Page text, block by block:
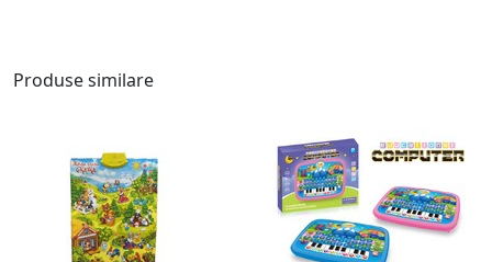
Produse similare